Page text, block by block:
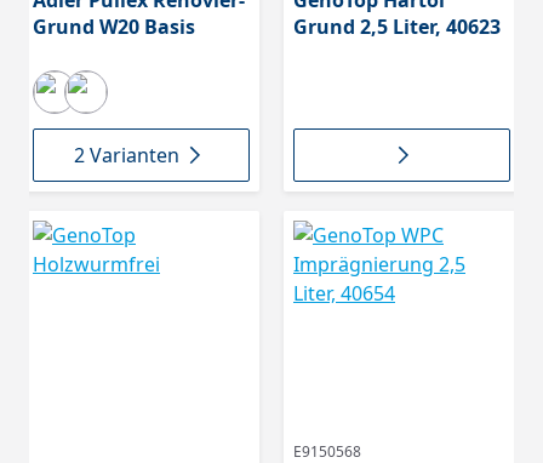
Grund W20 Basis
2 Varianten
Grund 2,5 Liter, 40623
E9150568